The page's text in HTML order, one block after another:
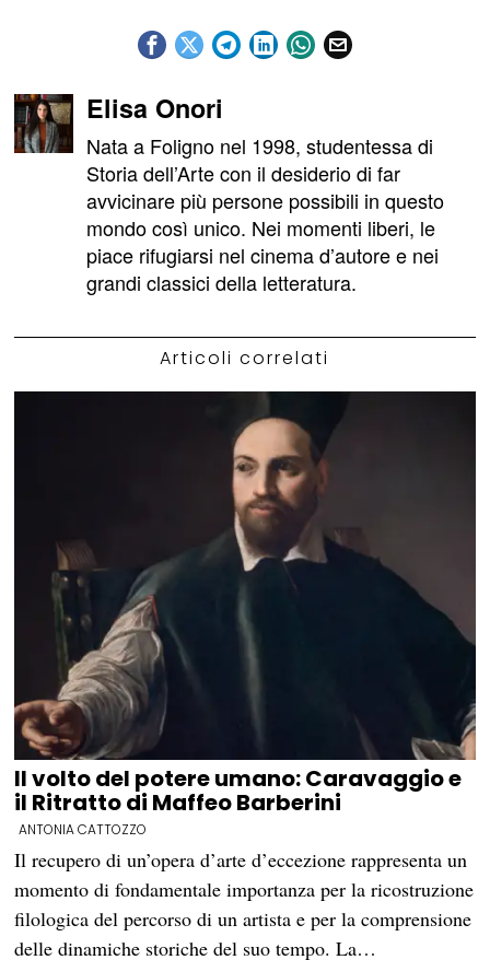
Elisa Onori
Nata a Foligno nel 1998, studentessa di
Storia dell’Arte con il desiderio di far
avvicinare più persone possibili in questo
mondo così unico. Nei momenti liberi, le
piace rifugiarsi nel cinema d’autore e nei
grandi classici della letteratura.
Articoli correlati
Il volto del potere umano: Caravaggio e
il Ritratto di Maffeo Barberini
ANTONIA CATTOZZO
Il recupero di un’opera d’arte d’eccezione rappresenta un
momento di fondamentale importanza per la ricostruzione
filologica del percorso di un artista e per la comprensione
delle dinamiche storiche del suo tempo. La…